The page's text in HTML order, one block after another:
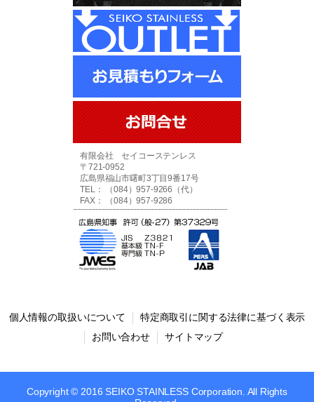
有限会社 セイコーステンレス
〒721-0952
広島県福山市曙町3丁目9番17号
TEL： （084）957-9266（代）
FAX： （084）957-9286
個人情報の取扱いについて
特定商取引に関する法律に基づく表示
お問い合わせ
サイトマップ
Copyright © 2016 SEIKO STAINLESS Corporation. All Rights